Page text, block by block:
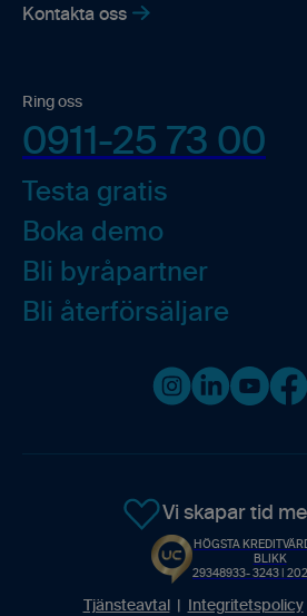
Kontakta oss
Ring oss
0911-25 73 00
Testa gratis
Boka demo
Bli byråpartner
Bli återförsäljare
Instagram
LinkedIn
Vi skapar tid
HÖGSTA
BLIKK
29348933- 3243 |
Tjänsteavtal Integritetspolicy